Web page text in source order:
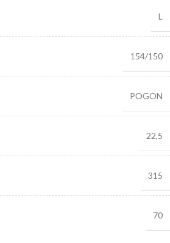
L
154/150
POGON
22,5
315
70